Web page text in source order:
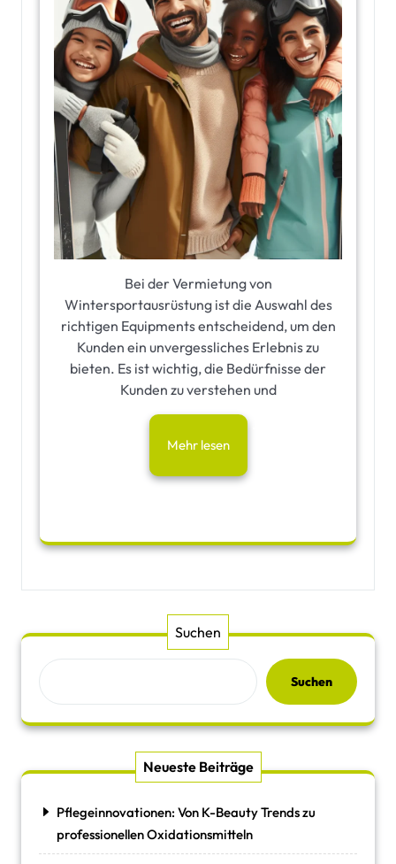
Bei der Vermietung von
Wintersportausrüstung ist die Auswahl des
richtigen Equipments entscheidend, um den
Kunden ein unvergessliches Erlebnis zu
bieten. Es ist wichtig, die Bedürfnisse der
Kunden zu verstehen und
Mehr lesen
Suchen
Suchen
Neueste Beiträge
Pflegeinnovationen: Von K-Beauty Trends zu
professionellen Oxidationsmitteln